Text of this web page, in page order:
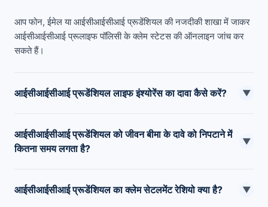
आप फोन, ईमेल या आईसीआईसीआई प्रूडेंशियल की नजदीकी शाखा में जाकर
आईसीआईसीआई प्रूलाइफ पॉलिसी के क्लेम स्टेटस की ऑनलाइन जांच कर
सकते हैं।
आईसीआईसीआई प्रूडेंशियल लाइफ इंश्योरेंस का दावा कैसे करें? ▼
claimsupport@iciciprulife.comपर मेल लिखकर या शाखा कार्यालय
में जाकर दावा ऑनलाइन सबमिट कर सकते हैं।
आईसीआईसीआई प्रूडेंशियल को जीवन बीमा के दावे को निपटाने में
कितना समय लगता है?
▼
के भीतर निपटाया जाता है। किसी भी जांच के मामले में, क्लेम को निपटाने में
आईसीआईसीआई प्रूडेंशियल का क्लेम सेटलमेंट रेशियो क्या है? ▼